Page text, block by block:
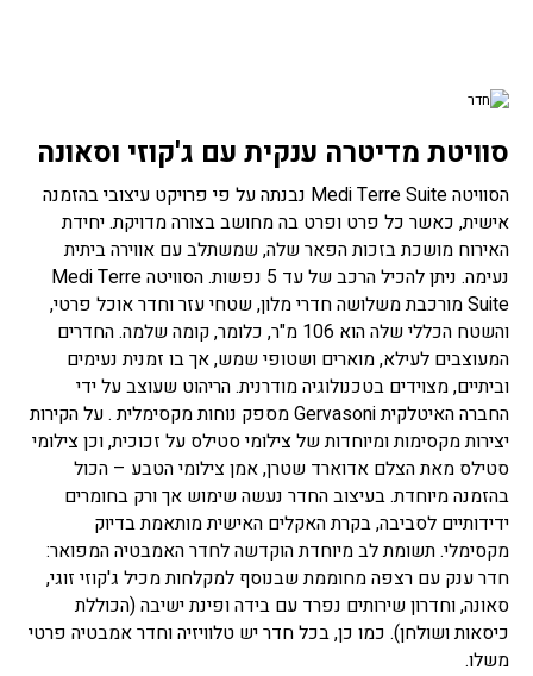
סוויטת מדיטרה ענקית עם ג'קוזי וסאונה
הסוויטה Medi Terre Suite נבנתה על פי פרויקט עיצובי בהזמנה
אישית, כאשר כל פרט ופרט בה מחושב בצורה מדויקת. יחידת
האירוח מושכת בזכות הפאר שלה, שמשתלב עם אווירה ביתית
נעימה. ניתן להכיל הרכב של עד 5 נפשות. הסוויטה Medi Terre
Suite מורכבת משלושה חדרי מלון, שטחי עזר וחדר אוכל פרטי,
והשטח הכללי שלה הוא 106 מ"ר, כלומר, קומה שלמה. החדרים
המעוצבים לעילא, מוארים ושטופי שמש, אך בו זמנית נעימים
וביתיים, מצוידים בטכנולוגיה מודרנית. הריהוט שעוצב על ידי
החברה האיטלקית Gervasoni מספק נוחות מקסימלית . על הקירות
יצירות מקסימות ומיוחדות של צילומי סטילס על זכוכית, וכן צילומי
סטילס מאת הצלם אדוארד שטרן, אמן צילומי הטבע – הכול
בהזמנה מיוחדת. בעיצוב החדר נעשה שימוש אך ורק בחומרים
ידידותיים לסביבה, בקרת האקלים האישית מותאמת בדיוק
מקסימלי. תשומת לב מיוחדת הוקדשה לחדר האמבטיה המפואר:
חדר ענק עם רצפה מחוממת שבנוסף למקלחות מכיל ג'קוזי זוגי,
סאונה, וחדרון שירותים נפרד עם בידה ופינת ישיבה (הכוללת
כיסאות ושולחן). כמו כן, בכל חדר יש טלוויזיה וחדר אמבטיה פרטי
משלו.